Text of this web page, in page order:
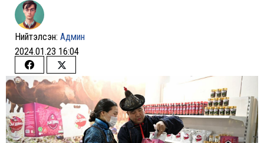
Нийтэлсэн: Админ
2024.01.23 16:04
Share
on
Facebook
Share
on
Twitter